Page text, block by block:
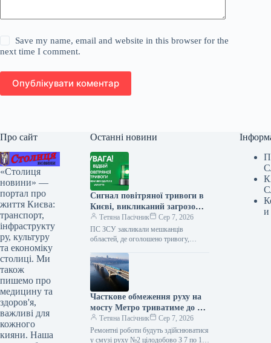
Save my name, email and website in this browser for the
next time I comment.
Опублікувати коментар
Про сайт
«Столиця
новини» —
портал про
життя Києва:
транспорт,
інфраструкту
ру, культуру
та економіку
столиці. Ми
також
пишемо про
медицину та
здоров'я,
важливі для
кожного
кияни. Наша
Останні новини
Сигнал повітряної тривоги в
Києві, викликаний загрозою
балістичних ракет, тривав
обмежений час.
Тетяна Пасічник
Сер 7, 2026
ПС ЗСУ закликали мешканців
областей, де оголошено тривогу,
там до офіційного сигналу про
відбій…
Часткове обмеження руху на
мосту Метро триватиме до 10
серпня (візуалізація)
Тетяна Пасічник
Сер 7, 2026
Ремонтні роботи будуть здійснюватися
у смузі руху №2 цілодобово З 7 по 10
и